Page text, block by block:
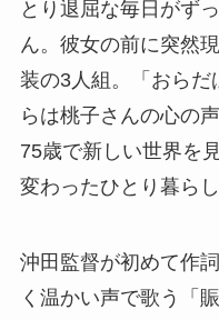
とり退屈な毎日がず
ん。彼女の前に突然
装の3人組。「おらだ
らは桃子さんの心の
75歳で新しい世界を
変わったひとり暮らし
沖田監督が初めて作
く温かい声で歌う「